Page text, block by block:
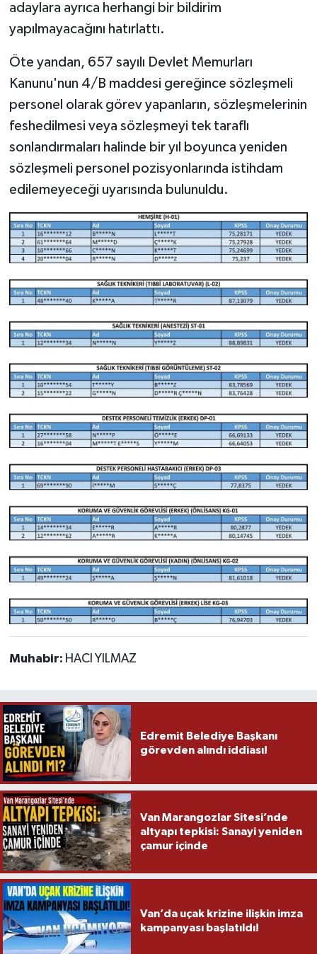
adaylara ayrıca herhangi bir bildirim
yapılmayacağını hatırlattı.
Öte yandan, 657 sayılı Devlet Memurları
Kanunu'nun 4/B maddesi gereğince sözleşmeli
personel olarak görev yapanların, sözleşmelerinin
feshedilmesi veya sözleşmeyi tek taraflı
sonlandırmaları halinde bir yıl boyunca yeniden
sözleşmeli personel pozisyonlarında istihdam
edilemeyeceği uyarısında bulunuldu.
Muhabir: HACI YILMAZ
Edremit Belediye Başkanı
görevden alındı iddiası!
Van Marangozlar Sitesi’nde
altyapı tepkisi: Sanayi yeniden
çamur içinde
Van’da uçak krizine ilişkin imza
kampanyası başlatıldı!